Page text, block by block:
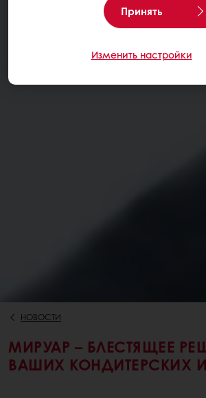
НОВОСТИ
МИРУАР – БЛЕСТЯЩЕЕ
ВАШИХ КОНДИТЕРСКИХ
Принять
Изменить настройки